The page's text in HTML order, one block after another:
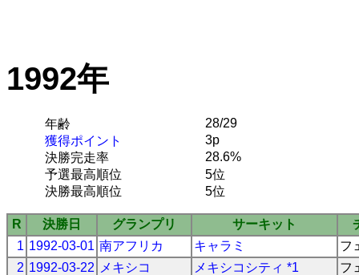
1992年
年齢
28/29
獲得ポイント
3p
決勝完走率
28.6%
予選最高順位
5位
決勝最高順位
5位
R 決勝日 グランプリ サーキット
1 1992-03-01 南アフリカ キャラミ
フ
2 1992-03-22 メキシコ メキシコシティ *1
フ